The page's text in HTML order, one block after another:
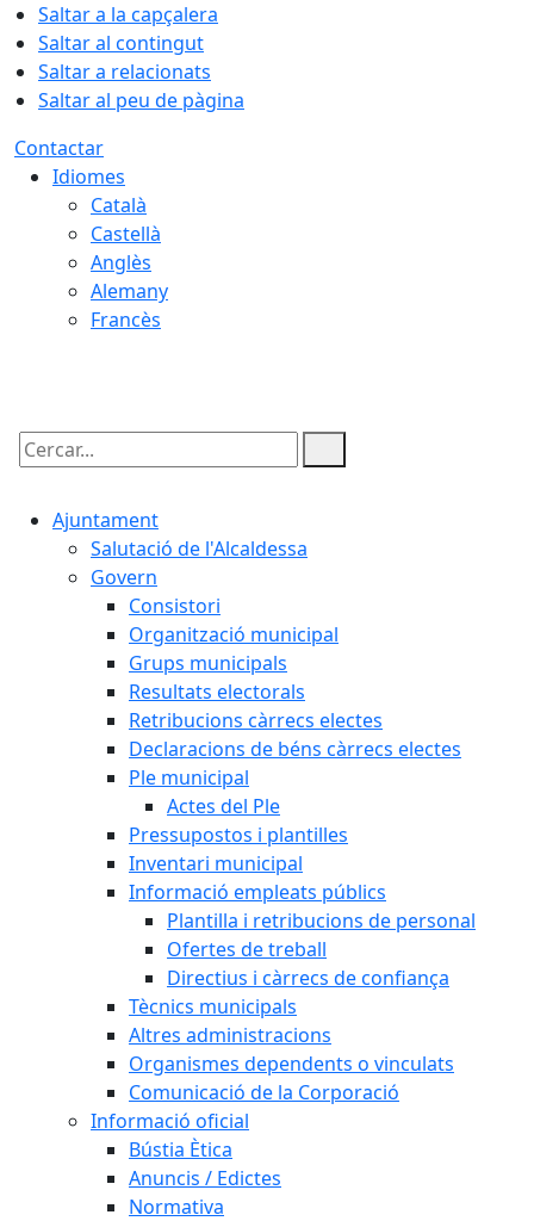
Saltar a la capçalera
Saltar al contingut
Saltar a relacionats
Saltar al peu de pàgina
Contactar
Idiomes
Català
Castellà
Anglès
Alemany
Francès
Cercar:
Ajuntament
Salutació de l'Alcaldessa
Govern
Consistori
Organització municipal
Grups municipals
Resultats electorals
Retribucions càrrecs electes
Declaracions de béns càrrecs electes
Ple municipal
Actes del Ple
Pressupostos i plantilles
Inventari municipal
Informació empleats públics
Plantilla i retribucions de personal
Ofertes de treball
Directius i càrrecs de confiança
Tècnics municipals
Altres administracions
Organismes dependents o vinculats
Comunicació de la Corporació
Informació oficial
Bústia Ètica
Anuncis / Edictes
Normativa